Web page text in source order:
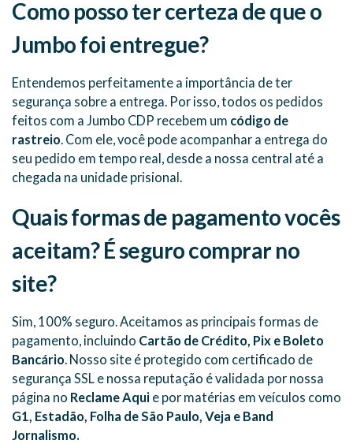
Como posso ter certeza de que o
Jumbo foi entregue?
Entendemos perfeitamente a importância de ter
segurança sobre a entrega. Por isso, todos os pedidos
feitos com a Jumbo CDP recebem um código de
rastreio. Com ele, você pode acompanhar a entrega do
seu pedido em tempo real, desde a nossa central até a
chegada na unidade prisional.
Quais formas de pagamento vocês
aceitam? É seguro comprar no
site?
Sim, 100% seguro. Aceitamos as principais formas de
pagamento, incluindo Cartão de Crédito, Pix e Boleto
Bancário. Nosso site é protegido com certificado de
segurança SSL e nossa reputação é validada por nossa
página no Reclame Aqui e por matérias em veículos como
G1, Estadão, Folha de São Paulo, Veja e Band
Jornalismo.